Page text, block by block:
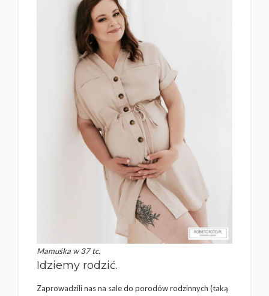
Mamuśka w 37 tc.
Idziemy rodzić.
Zaprowadzili nas na sale do porodów rodzinnych (taką